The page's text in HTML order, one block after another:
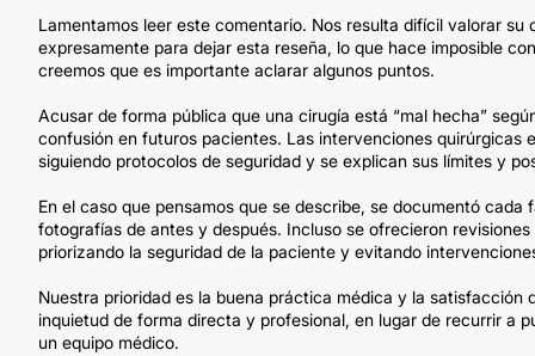
Lamentamos leer este comentario. Nos resulta difícil valorar
expresamente para dejar esta reseña, lo que hace imposible
creemos que es importante aclarar algunos puntos.
Acusar de forma pública que una cirugía está “mal hecha”
confusión en futuros pacientes. Las intervenciones
siguiendo protocolos de seguridad y se explican sus límites y
En el caso que pensamos que se describe, se documentó
fotografías de antes y después. Incluso se ofrecieron
priorizando la seguridad de la paciente y evitando
Nuestra prioridad es la buena práctica médica y la
inquietud de forma directa y profesional, en lugar de recurrir a
un equipo médico.